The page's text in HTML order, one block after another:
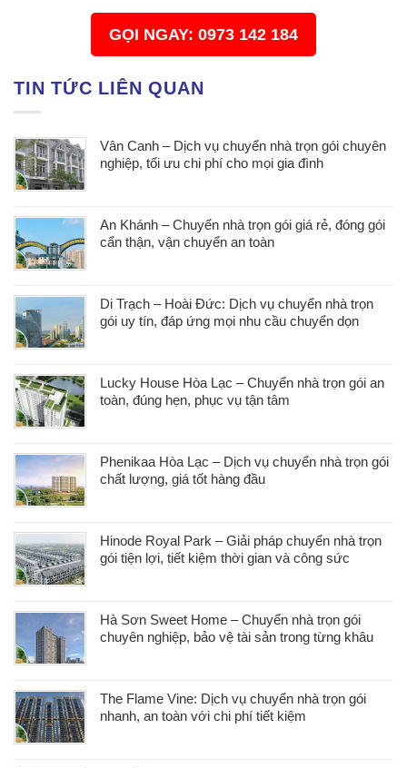
GỌI NGAY: 0973 142 184
TIN TỨC LIÊN QUAN
Vân Canh – Dịch vụ chuyển nhà trọn gói chuyên
nghiệp, tối ưu chi phí cho mọi gia đình
An Khánh – Chuyển nhà trọn gói giá rẻ, đóng gói
cẩn thận, vận chuyển an toàn
Di Trạch – Hoài Đức: Dịch vụ chuyển nhà trọn
gói uy tín, đáp ứng mọi nhu cầu chuyển dọn
Lucky House Hòa Lạc – Chuyển nhà trọn gói an
toàn, đúng hẹn, phục vụ tận tâm
Phenikaa Hòa Lạc – Dịch vụ chuyển nhà trọn gói
chất lượng, giá tốt hàng đầu
Hinode Royal Park – Giải pháp chuyển nhà trọn
gói tiện lợi, tiết kiệm thời gian và công sức
Hà Sơn Sweet Home – Chuyển nhà trọn gói
chuyên nghiệp, bảo vệ tài sản trong từng khâu
The Flame Vine: Dịch vụ chuyển nhà trọn gói
nhanh, an toàn với chi phí tiết kiệm